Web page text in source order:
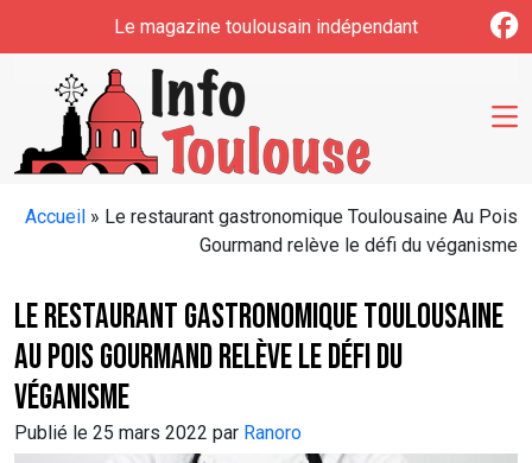
Le magazine toulousain indépendant
Accueil » Le restaurant gastronomique Toulousaine Au Pois
Gourmand relève le défi du véganisme
Le restaurant gastronomique Toulousaine
Au Pois Gourmand relève le défi du
véganisme
Publié le 25 mars 2022 par Ranoro